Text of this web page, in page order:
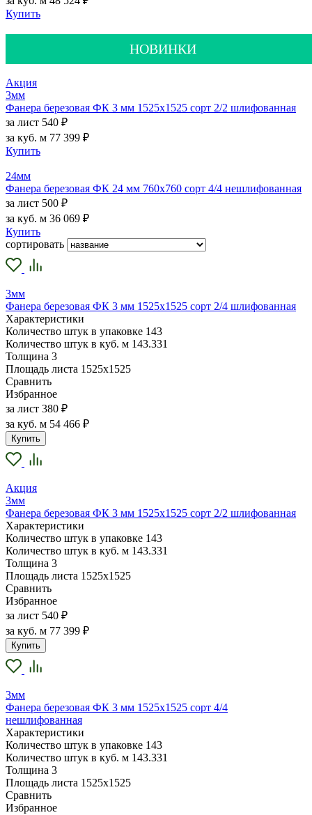
Купить
НОВИНКИ
Акция
3мм
Фанера березовая ФК 3 мм 1525х1525 сорт 2/2 шлифованная
за лист 540 ₽
за куб. м 77 399 ₽
Купить
24мм
Фанера березовая ФК 24 мм 760х760 сорт 4/4 нешлифованная
за лист 500 ₽
за куб. м 36 069 ₽
Купить
сортировать
3мм
Фанера березовая ФК 3 мм 1525х1525 сорт 2/4 шлифованная
Характеристики
Количество штук в упаковке 143
Количество штук в куб. м 143.331
Толщина 3
Площадь листа 1525х1525
Сравнить
Избранное
за лист 380 ₽
за куб. м 54 466 ₽
Купить
Акция
3мм
Фанера березовая ФК 3 мм 1525х1525 сорт 2/2 шлифованная
Характеристики
Количество штук в упаковке 143
Количество штук в куб. м 143.331
Толщина 3
Площадь листа 1525х1525
Сравнить
Избранное
за лист 540 ₽
за куб. м 77 399 ₽
Купить
3мм
Фанера березовая ФК 3 мм 1525х1525 сорт 4/4
нешлифованная
Характеристики
Количество штук в упаковке 143
Количество штук в куб. м 143.331
Толщина 3
Площадь листа 1525х1525
Сравнить
Избранное